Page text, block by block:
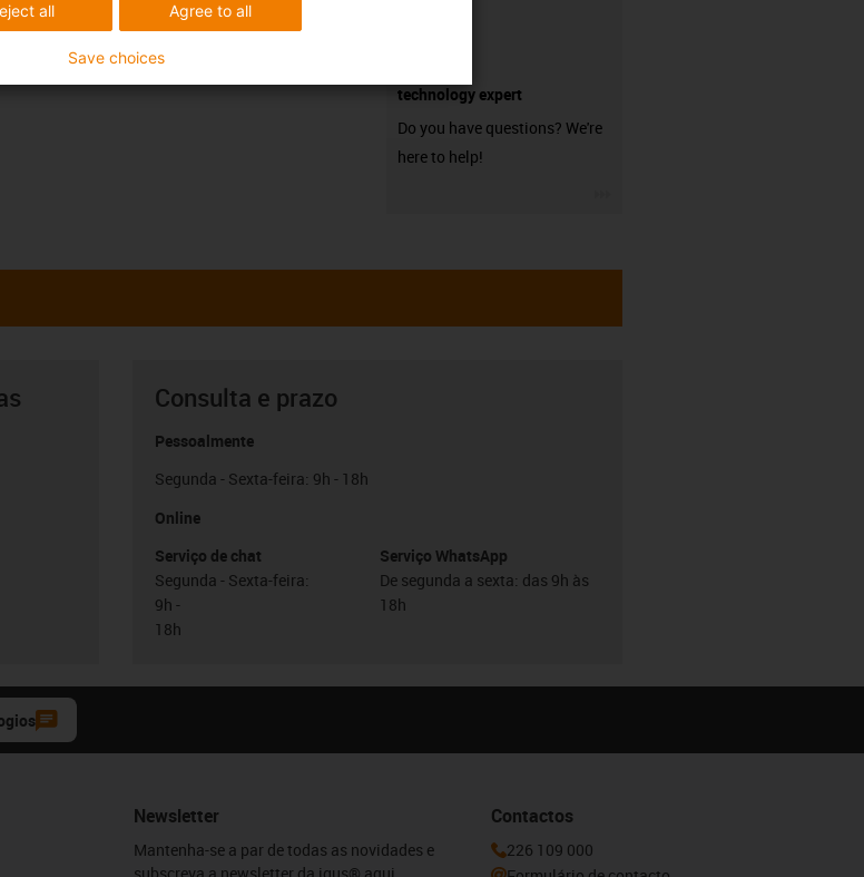
technology expert
Do you have questions? We're
here to help!
Consulta e prazo
Pessoalmente
Segunda - Sexta-feira: 9h - 18h
Online
Serviço de chat
Segunda - Sexta-feira:
9h -
18h
Serviço WhatsApp
De segunda a sexta: das 9h às
18h
Newsletter
Mantenha-se a par de todas as novidades e
Contactos
226 109 000
Agree to all
all
Save choices